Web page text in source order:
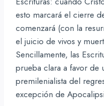
esto marcará el cierre
comenzará (con la
el juicio de vivos y
Sencillamente, las
prueba clara a favor de
premilenialista del
excepción de